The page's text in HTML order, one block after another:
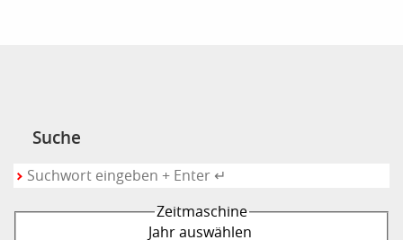
Suche
Zeitmaschine
Jahr auswählen